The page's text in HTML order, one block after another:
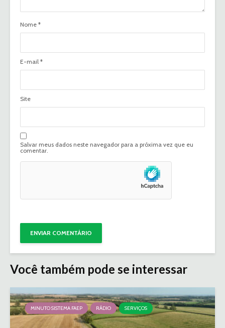
Nome *
E-mail *
Site
Salvar meus dados neste navegador para a próxima vez que eu
comentar.
Você também pode se interessar
MINUTO SISTEMA FAEP RÁDIO SERVIÇOS